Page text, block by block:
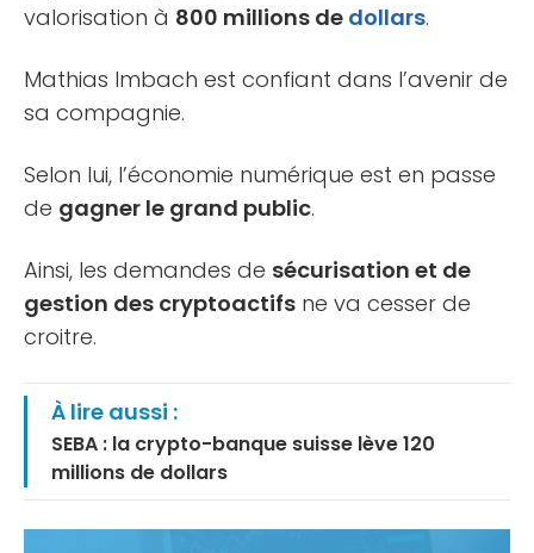
valorisation à 800 millions de dollars.
Mathias Imbach est confiant dans l’avenir de
sa compagnie.
Selon lui, l’économie numérique est en passe
de gagner le grand public.
Ainsi, les demandes de sécurisation et de
gestion des cryptoactifs ne va cesser de
croitre.
À lire aussi :
SEBA : la crypto-banque suisse lève 120
millions de dollars